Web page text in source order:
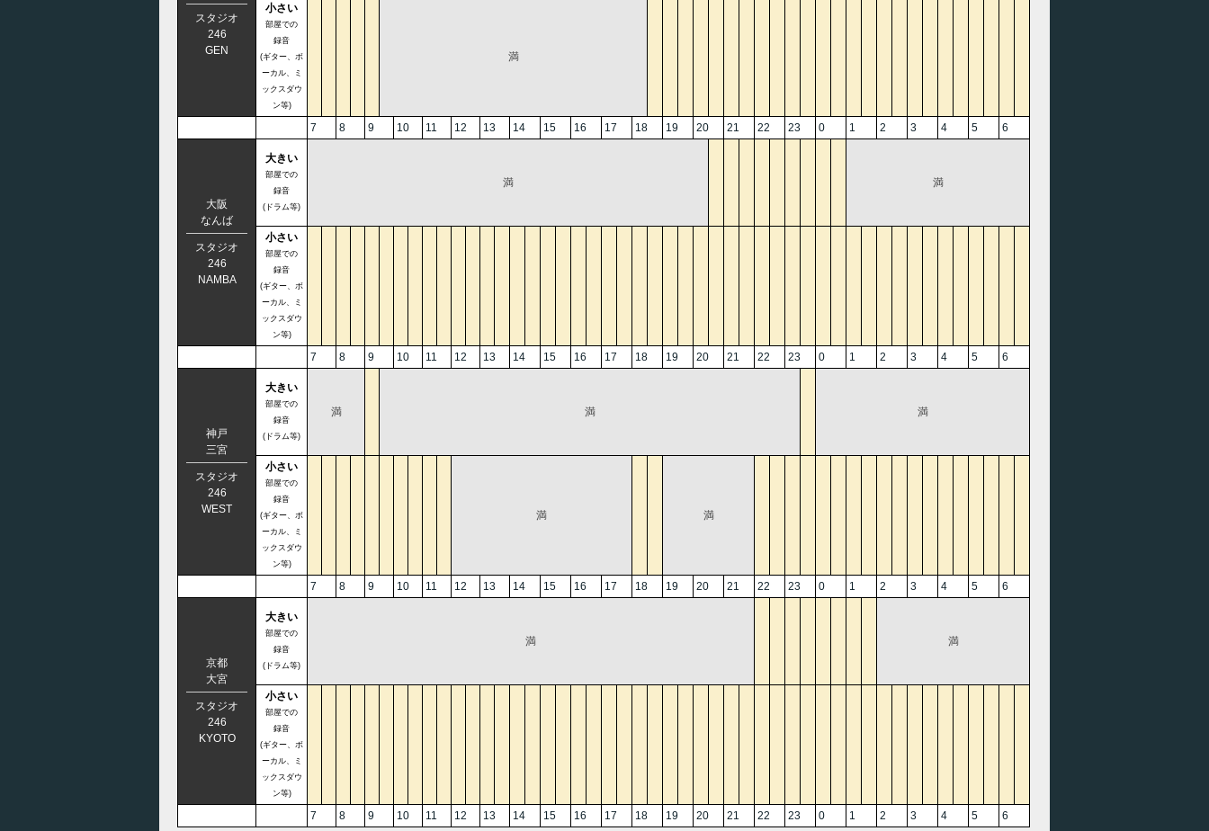
スタジオ
246
GEN
小さい
部屋での
録音
(ギター、ボ
ーカル、ミ
ックスダウ
ン等)
満
7 8 9 10 11 12 13 14 15 16 17 18 19 20 21 22 23 0 1 2 3 4 5 6
大阪
なんば
スタジオ
246
NAMBA
大きい
部屋での
録音
(ドラム等)
満 満
小さい
部屋での
録音
(ギター、ボ
ーカル、ミ
ックスダウ
ン等)
7 8 9 10 11 12 13 14 15 16 17 18 19 20 21 22 23 0 1 2 3 4 5 6
神戸
三宮
スタジオ
246
WEST
大きい
部屋での
録音
(ドラム等)
満 満 満
小さい
部屋での
録音
(ギター、ボ
ーカル、ミ
ックスダウ
ン等)
満 満
7 8 9 10 11 12 13 14 15 16 17 18 19 20 21 22 23 0 1 2 3 4 5 6
京都
大宮
スタジオ
246
KYOTO
大きい
部屋での
録音
(ドラム等)
満 満
小さい
部屋での
録音
(ギター、ボ
ーカル、ミ
ックスダウ
ン等)
7 8 9 10 11 12 13 14 15 16 17 18 19 20 21 22 23 0 1 2 3 4 5 6